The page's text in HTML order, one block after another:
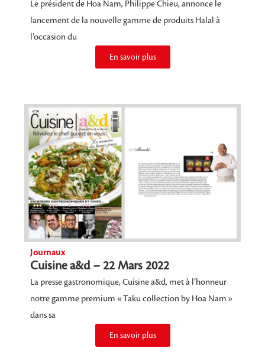
Le président de Hoa Nam, Philippe Chieu, annonce le
lancement de la nouvelle gamme de produits Halal à
l’occasion du
En savoir plus
Journaux
Cuisine a&d – 22 Mars 2022
La presse gastronomique, Cuisine a&d, met à l’honneur
notre gamme premium « Taku collection by Hoa Nam »
dans sa
En savoir plus